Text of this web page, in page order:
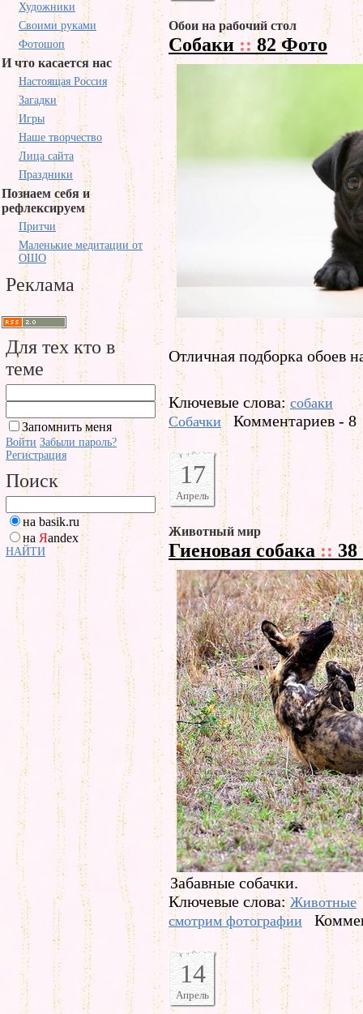
Художники
Своими руками
Фотошоп
И что касается нас
Настоящая Россия
Загадки
Игры
Наше творчество
Лица сайта
Праздники
Познаем себя и
рефлексируем
Притчи
Маленькие медитации от
ОШО
Реклама
Для тех кто в
теме
Запомнить меня
Войти Забыли пароль?
Регистрация
Поиск
на basik.ru
на Яandex
НАЙТИ
Обои на рабочий стол
Собаки ::82 Фото
Отличная подборка обоев
Ключевые слова:собаки
Собачки
Комментариев - 8
17
Апрель
Животный мир
Гиеновая собака::
Забавные собачки.
Ключевые слова:Животные
смотрим фотографии
14
Апрель